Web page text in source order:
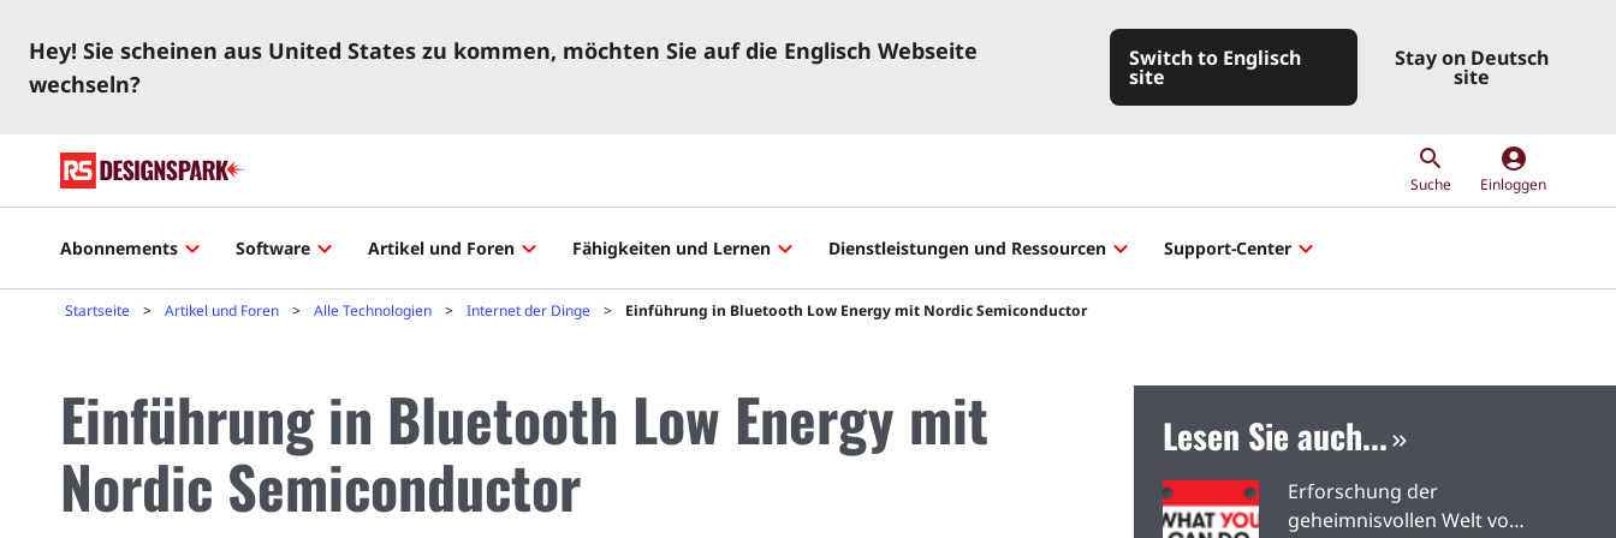
Hey! Sie scheinen aus United States zu kommen, möchten Sie auf die Englisch Webseite
wechseln?
Switch to Englisch
site
Stay on Deutsch
site
Suche
account_circle
Einloggen
Abonnements Software Artikel und Foren Fähigkeiten und Lernen Dienstleistungen und Ressourcen Support-Center
Startseite Artikel und Foren Alle Technologien Internet der Dinge Einführung in Bluetooth Low Energy mit Nordic Semiconductor
Einführung in Bluetooth Low Energy mit
Nordic Semiconductor
Lesen Sie auch...
Erforschung der
geheimnisvollen Welt von